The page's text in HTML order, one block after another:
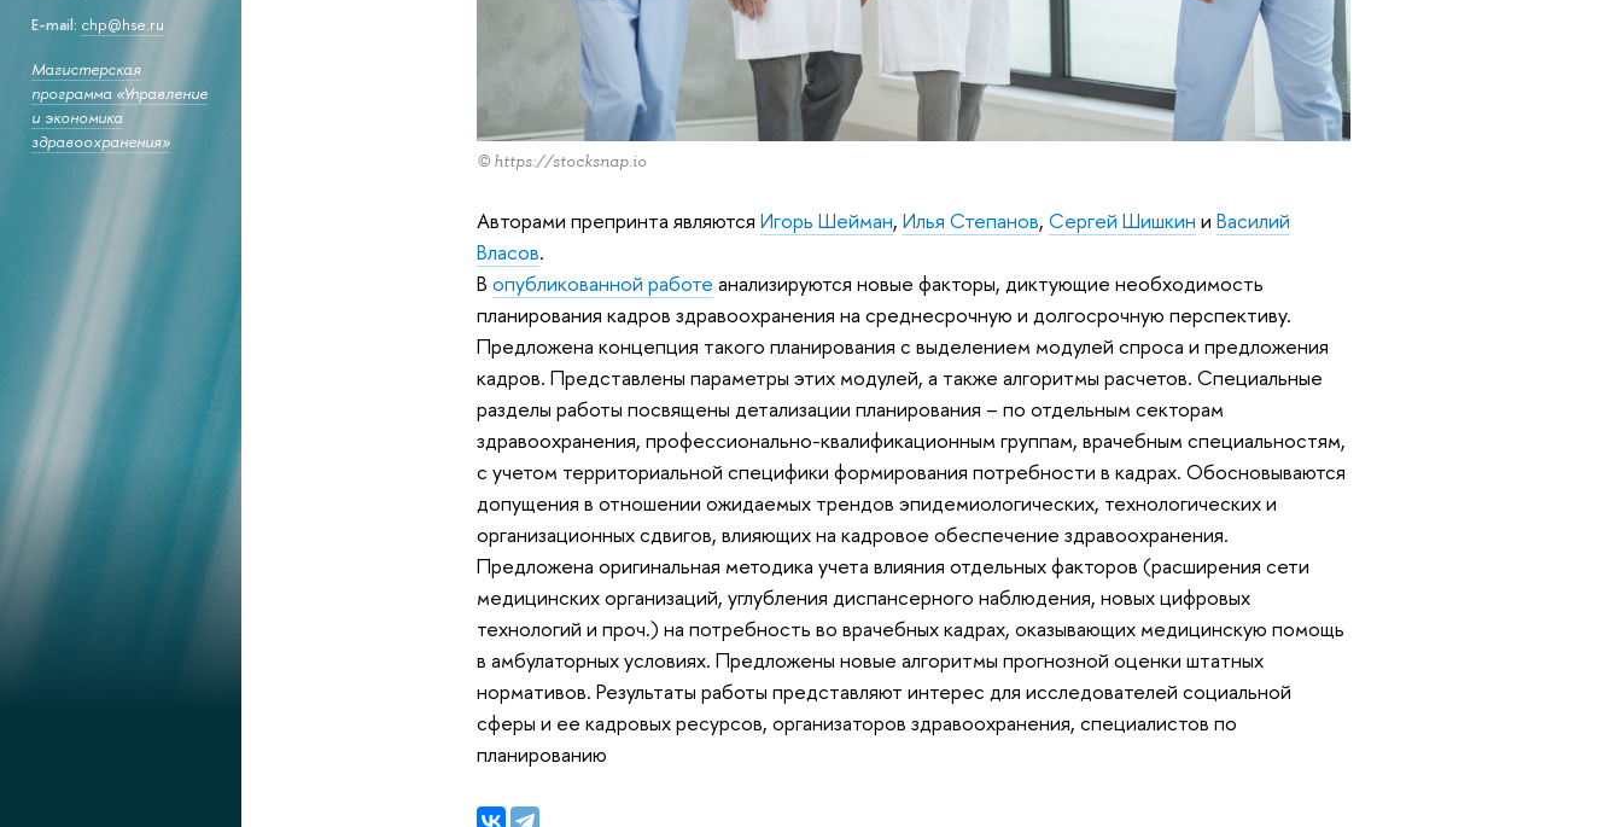
E-mail: chp@hse.ru
Магистерская
программа «Управление
и экономика
здравоохранения»
© https://stocksnap.io
Авторами препринта являютсяИгорь Шейман,Илья Степанов,Сергей Шишкин иВасилий
Власов.
Вопубликованной работе анализируются новые факторы, диктующие необходимость
планирования кадров здравоохранения на среднесрочную и долгосрочную перспективу.
Предложена концепция такого планирования с выделением модулей спроса и предложения
кадров. Представлены параметры этих модулей, а также алгоритмы расчетов. Специальные
разделы работы посвящены детализации планирования – по отдельным секторам
здравоохранения, профессионально-квалификационным группам, врачебным специальностям,
с учетом территориальной специфики формирования потребности в кадрах. Обосновываются
допущения в отношении ожидаемых трендов эпидемиологических, технологических и
организационных сдвигов, влияющих на кадровое обеспечение здравоохранения.
Предложена оригинальная методика учета влияния отдельных факторов (расширения сети
медицинских организаций, углубления диспансерного наблюдения, новых цифровых
технологий и проч.) на потребность во врачебных кадрах, оказывающих медицинскую помощь
в амбулаторных условиях. Предложены новые алгоритмы прогнозной оценки штатных
нормативов. Результаты работы представляют интерес для исследователей социальной
сферы и ее кадровых ресурсов, организаторов здравоохранения, специалистов по
планированию